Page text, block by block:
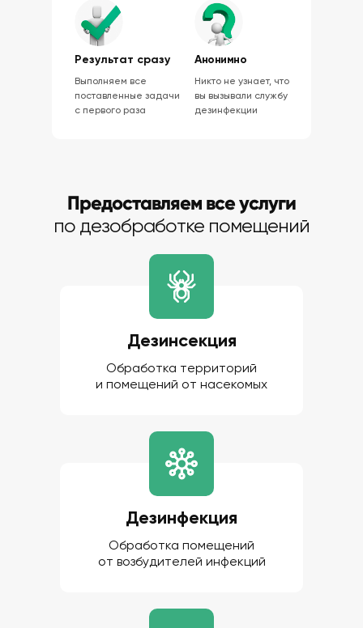
Анонимно
Выполняем все
поставленные задачи
с первого раза
Результат сразу
Никто не узнает, что
вы вызывали службу
дезинфекции
Дезинсекция
Обработка территорий
и помещений от насекомых
Дезинфекция
Обработка помещений
от возбудителей инфекций
Предоставляем все услуги
по дезобработке помещений